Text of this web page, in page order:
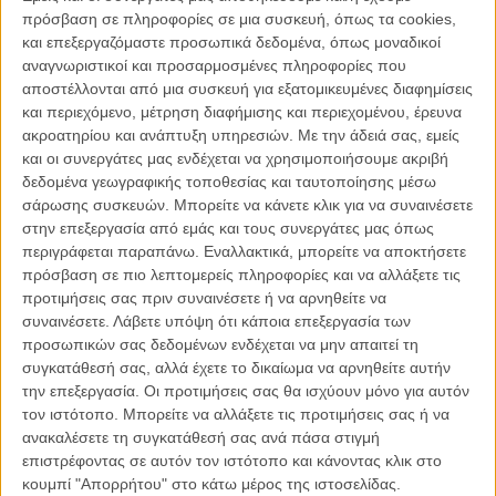
πρόσβαση σε πληροφορίες σε μια συσκευή, όπως τα cookies,
και επεξεργαζόμαστε προσωπικά δεδομένα, όπως μοναδικοί
αναγνωριστικοί και προσαρμοσμένες πληροφορίες που
αποστέλλονται από μια συσκευή για εξατομικευμένες διαφημίσεις
και περιεχόμενο, μέτρηση διαφήμισης και περιεχομένου, έρευνα
ακροατηρίου και ανάπτυξη υπηρεσιών. Με την άδειά σας, εμείς
και οι συνεργάτες μας ενδέχεται να χρησιμοποιήσουμε ακριβή
δεδομένα γεωγραφικής τοποθεσίας και ταυτοποίησης μέσω
σάρωσης συσκευών. Μπορείτε να κάνετε κλικ για να συναινέσετε
στην επεξεργασία από εμάς και τους συνεργάτες μας όπως
περιγράφεται παραπάνω. Εναλλακτικά, μπορείτε να αποκτήσετε
πρόσβαση σε πιο λεπτομερείς πληροφορίες και να αλλάξετε τις
προτιμήσεις σας πριν συναινέσετε ή να αρνηθείτε να
συναινέσετε. Λάβετε υπόψη ότι κάποια επεξεργασία των
προσωπικών σας δεδομένων ενδέχεται να μην απαιτεί τη
συγκατάθεσή σας, αλλά έχετε το δικαίωμα να αρνηθείτε αυτήν
την επεξεργασία. Οι προτιμήσεις σας θα ισχύουν μόνο για αυτόν
τον ιστότοπο. Μπορείτε να αλλάξετε τις προτιμήσεις σας ή να
ανακαλέσετε τη συγκατάθεσή σας ανά πάσα στιγμή
επιστρέφοντας σε αυτόν τον ιστότοπο και κάνοντας κλικ στο
κουμπί "Απορρήτου" στο κάτω μέρος της ιστοσελίδας.
σινεμά, η οποία ξεκινά διασκεδαστικά και έξυπνα, συνεχίζει στον
αυτόματο, αλλά είναι ακριβώς αυτό: γεμάτη αγάπη.
Ο Κιάνου Ριβς (πολύ μακριά από τον Τζον Γουικ και πιο κοντά στο
απολύτως κενό ύφος του στο «Bill & Ted»), φορά τα φτερά του
αγγέλου Γαβριήλ, ή Γκέιμπριελ, ενός αγγέλου όχι πολύ έμπειρου ή
σοφού, γι' αυτό και η αρμοδιότητά του είναι να εφιστά την προσοχή
σε όσους γράφουν μηνύματα στο κινητό τους ενώ οδηγούν. Μπορεί
να έχει γλιτώσει πολύ κόσμο από βέβαια τρακαρίσματα, αλλά νιώθει
ότι μπορεί να προσφέρει περισσότερα. Και το κάνει, χωρίς την άδεια
των... ανωτέρων του. Την περιέργεια και τη συμπάθειά του κινεί ο
Αρτζ (ο Ανσάρι όπως πάντα συνδυάζοντας το ύφος της stand up
κωμωδίας και την τρυφερότητα ενός loser), έξυπνος και ικανός
τύπος που έχει «ξεπέσει» στο να κάνει περιστασιακές δουλειές του
ποδαριού, θύμα της αμερικανικής gig economy. Ο Αρτζ
γλυκοκοιτάζει μια συνάδελφό του (λαμπερή η Κίκι Πάλμερ), θα ήθελε
να έχει μια καλύτερη ζωή αλλά τα χρήματά του δεν φτάνουν.
Αντίθετα, σ' έναν από τους εργοδότες του, τον Τζεφ (ο Σεθ Ρόγκεν
με στιλ... παλιού Σεθ Ρόγκεν με πλατύ χαμόγελο ό,τι κι αν
συμβαίνει), τα χρήματα φτάνουν και περισσεύουν. Κι έτσι ο
Γκέιμπριελ αποφασίζει να «σώσει» τον Αρτζ και να ανταλλάξει ζωές